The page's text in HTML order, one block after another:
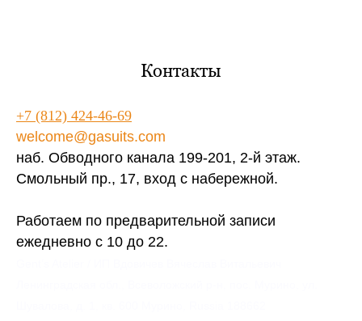
Контакты
+7 (812) 424-46-69
welcome@gasuits.com
наб. Обводного канала 199-201, 2-й этаж.
Смольный пр., 17, вход с набережной.
Работаем по предварительной записи
ежедневно с 10 до 22.